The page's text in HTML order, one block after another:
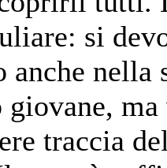
si
nella
traccia